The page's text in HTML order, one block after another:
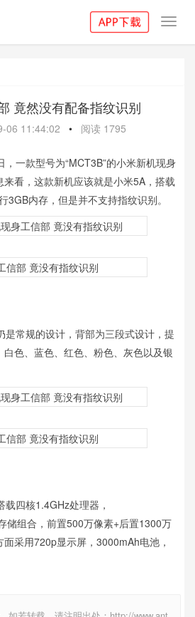
竟然没有配备指纹识别
06 11:44:02 • 阅读 1795
，一款型号为“MCT3B”的小米新机现身
看，这款新机应该就是小米5A，搭载
3GB内存，但是并不支持指纹识别。
常规的设计，背部为三段式设计，提
色、蓝色、红色、粉色、灰色以及银
四核1.4GHz处理器，
储组合，前置500万像素+后置1300万
采用720p显示屏，3000mAh电池，